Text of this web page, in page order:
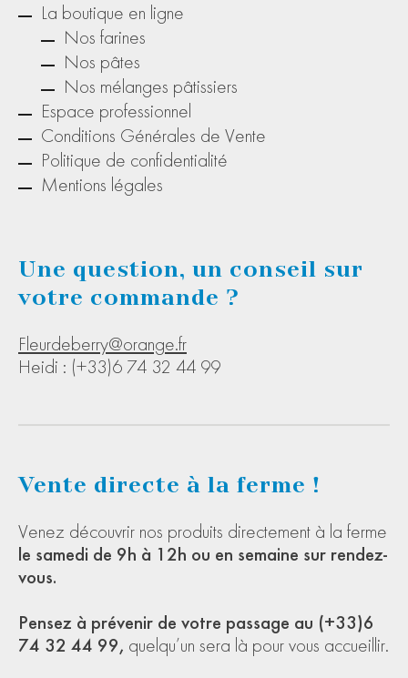
La boutique en ligne
Nos farines
Nos pâtes
Nos mélanges pâtissiers
Espace professionnel
Conditions Générales de Vente
Politique de confidentialité
Mentions légales
Une question, un conseil sur
votre commande ?
Fleurdeberry@orange.fr
Heidi : (+33)6 74 32 44 99
Vente directe à la ferme !
Venez découvrir nos produits directement à la ferme
le samedi de 9h à 12h ou en semaine sur rendez-
vous.
Pensez à prévenir de votre passage au (+33)6
74 32 44 99, quelqu’un sera là pour vous accueillir.